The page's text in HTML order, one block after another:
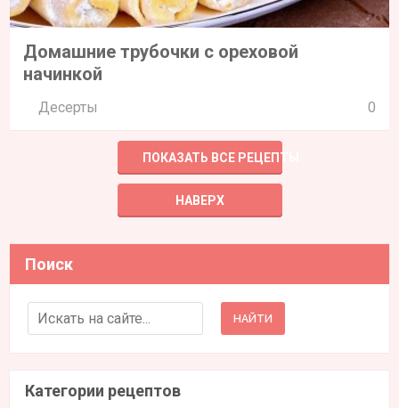
Домашние трубочки с ореховой
начинкой
Десерты 0
ПОКАЗАТЬ ВСЕ РЕЦЕПТЫ
НАВЕРХ
Поиск
Search for:
Категории рецептов